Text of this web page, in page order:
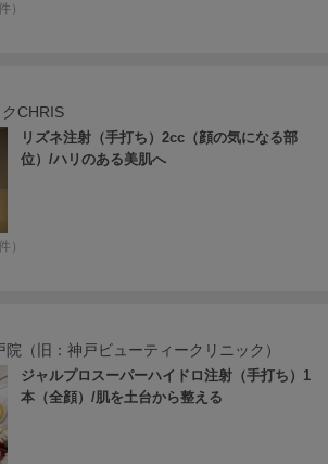
）
CHRIS
リズネ注射（手打ち）2cc（顔の気になる部
位）/ハリのある美肌へ
）
（旧：神戸ビューティークリニック）
ジャルプロスーパーハイドロ注射（手打ち）1
本（全顔）/肌を土台から整える